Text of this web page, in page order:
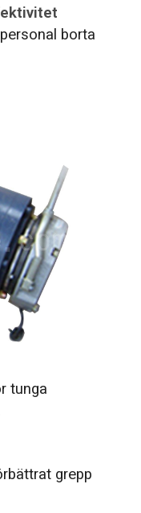
borta
tunga
grepp